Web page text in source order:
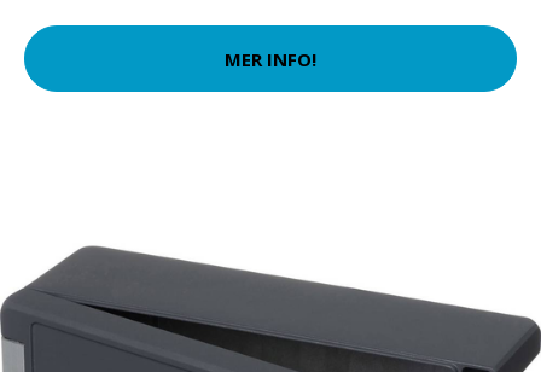
MER INFO!